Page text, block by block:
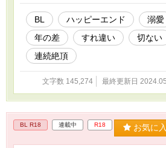
TRIGGER ●第２章● 《
LIPS 《エリックside》/
《エリックside》/ミッ
《雅side》/タペストリ
BL ハッピーエンド 溺愛
年の差
すれ違い 切ない
連続絶頂
文字数 145,274 最終更新日
BL R18 連載中 R18 お気に